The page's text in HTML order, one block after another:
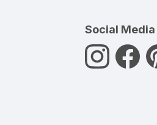
Social Media